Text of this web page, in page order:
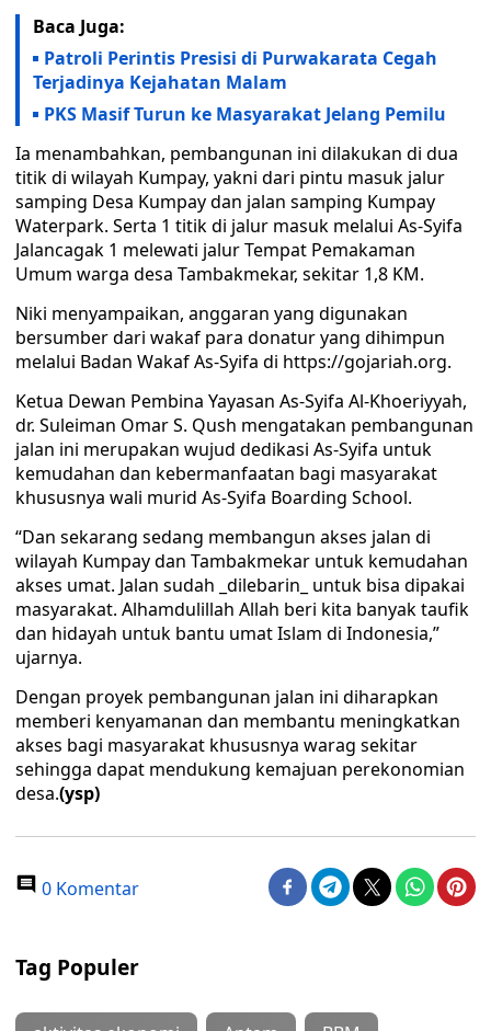
Baca Juga:
Patroli Perintis Presisi di Purwakarata Cegah
Terjadinya Kejahatan Malam
PKS Masif Turun ke Masyarakat Jelang Pemilu
Ia menambahkan, pembangunan ini dilakukan di dua
titik di wilayah Kumpay, yakni dari pintu masuk jalur
samping Desa Kumpay dan jalan samping Kumpay
Waterpark. Serta 1 titik di jalur masuk melalui As-Syifa
Jalancagak 1 melewati jalur Tempat Pemakaman
Umum warga desa Tambakmekar, sekitar 1,8 KM.
Niki menyampaikan, anggaran yang digunakan
bersumber dari wakaf para donatur yang dihimpun
melalui Badan Wakaf As-Syifa di https://gojariah.org.
Ketua Dewan Pembina Yayasan As-Syifa Al-Khoeriyyah,
dr. Suleiman Omar S. Qush mengatakan pembangunan
jalan ini merupakan wujud dedikasi As-Syifa untuk
kemudahan dan kebermanfaatan bagi masyarakat
khususnya wali murid As-Syifa Boarding School.
“Dan sekarang sedang membangun akses jalan di
wilayah Kumpay dan Tambakmekar untuk kemudahan
akses umat. Jalan sudah _dilebarin_ untuk bisa dipakai
masyarakat. Alhamdulillah Allah beri kita banyak taufik
dan hidayah untuk bantu umat Islam di Indonesia,”
ujarnya.
Dengan proyek pembangunan jalan ini diharapkan
memberi kenyamanan dan membantu meningkatkan
akses bagi masyarakat khususnya warag sekitar
sehingga dapat mendukung kemajuan perekonomian
desa.(ysp)
0 Komentar
Tag Populer